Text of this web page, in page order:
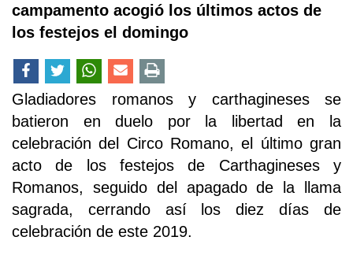
campamento acogió los últimos actos de
los festejos el domingo
Gladiadores romanos y carthagineses se
batieron en duelo por la libertad en la
celebración del Circo Romano, el último gran
acto de los festejos de Carthagineses y
Romanos, seguido del apagado de la llama
sagrada, cerrando así los diez días de
celebración de este 2019.